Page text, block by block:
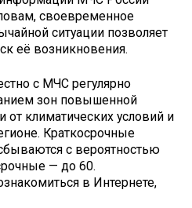
своевременное
ситуации позволяет
её возникновения.
с МЧС регулярно
зон повышенной
от климатических условий и
Краткосрочные
с вероятностью
— до 60.
в Интернете,